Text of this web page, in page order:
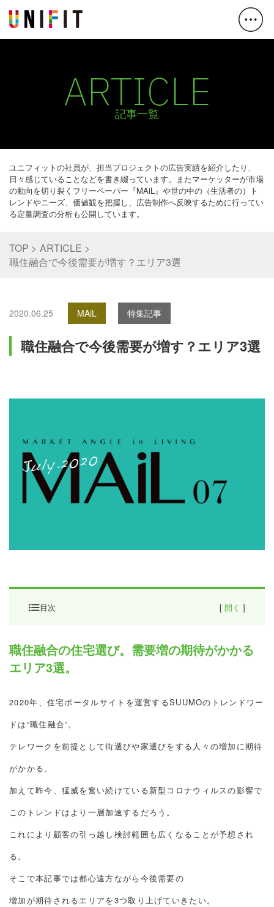
ARTICLE
記事一覧
ユニフィットの社員が、担当プロジェクトの広告実績を紹介したり、
日々感じていることなどを書き綴っています。またマーケッターが市場
の動向を切り裂くフリーペーパー『MAiL』や世の中の（生活者の）ト
レンドやニーズ、価値観を把握し、広告制作へ反映するために行ってい
る定量調査の分析も公開しています。
TOP
ARTICLE
職住融合で今後需要が増す？エリア3選
2020.06.25 MAiL 特集記事
職住融合で今後需要が増す？エリア3選
目次 [ 開く ]
るエリア3選。
検討エリア拡充の範囲
今後人気が高まりそうなエリア3選
小田原（新築マンション供給:過去10年で
10件、直近発売2019年4月）
四方津（新築マンション供給：不明）
職住融合の住宅選び。需要増の期待がかかる
エリア3選。
2020年、住宅ポータルサイトを運営するSUUMOのトレンドワー
ドは“職住融合”。
テレワークを前提として街選びや家選びをする人々の増加に期待
がかかる。
加えて昨今、猛威を奮い続けている新型コロナウィルスの影響で
このトレンドはより一層加速するだろう。
これにより顧客の引っ越し検討範囲も広くなることが予想され
る。
そこで本記事では都心遠方ながら今後需要の
増加が期待されるエリアを3つ取り上げていきたい。